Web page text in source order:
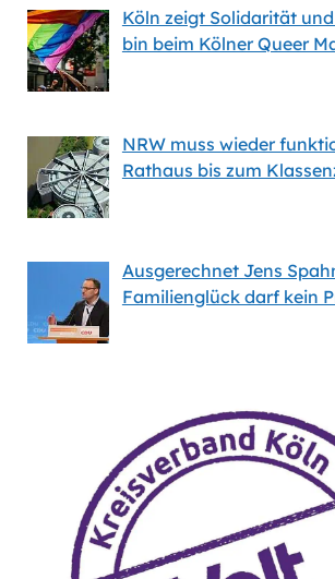
Köln zeigt Solidarität
bin beim Kölner Queer
NRW muss wieder
Rathaus bis zum
Ausgerechnet Jens
Familienglück darf kein